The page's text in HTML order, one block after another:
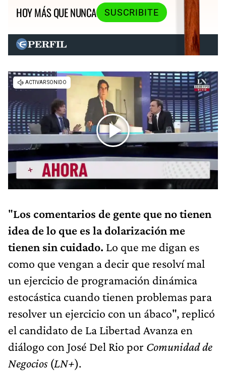
HOY MÁS QUE NUNCA
SUSCRIBITE
"Los comentarios de gente que no tienen
idea de lo que es la dolarización me
tienen sin cuidado. Lo que me digan es
como que vengan a decir que resolví mal
un ejercicio de programación dinámica
estocástica cuando tienen problemas para
resolver un ejercicio con un ábaco", replicó
el candidato de La Libertad Avanza en
diálogo con José Del Rio por Comunidad de
Negocios(LN+).